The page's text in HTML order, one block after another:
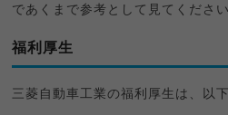
であくまで参考として見てください
福利厚生
三菱自動車工業の福利厚生は、以